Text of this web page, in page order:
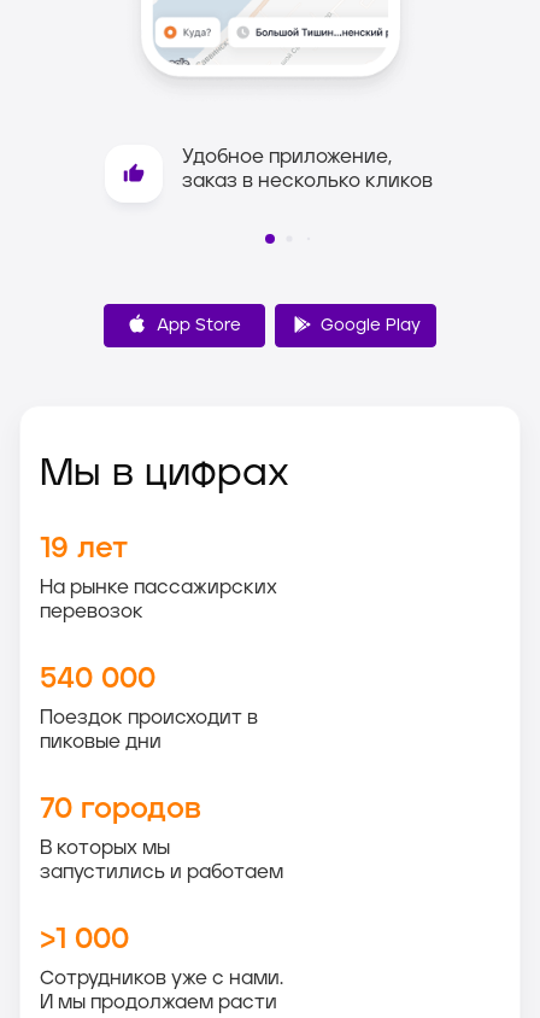
Закажите доставку
ваших посылок
Удобное приложение,
заказ в несколько кликов
App Store Google Play
Мы в цифрах
19 лет
На рынке пассажирских
перевозок
540 000
Поездок происходит в
пиковые дни
70 городов
В которых мы
запустились и работаем
>1 000
Сотрудников уже с нами.
И мы продолжаем расти